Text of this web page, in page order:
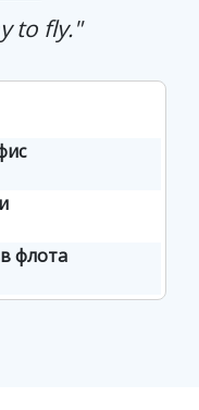
to fly."
флота